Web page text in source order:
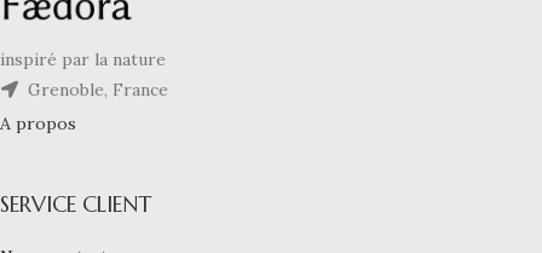
inspiré par la nature
Grenoble, France
A propos
SERVICE CLIENT